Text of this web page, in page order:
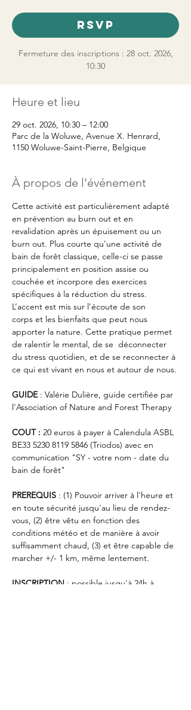
RSVP
Fermeture des inscriptions : 28 oct. 2026,
10:30
Heure et lieu
29 oct. 2026, 10:30 – 12:00
Parc de la Woluwe, Avenue X. Henrard,
1150 Woluwe-Saint-Pierre, Belgique
À propos de l'événement
Cette activité est particulièrement adapté
en prévention au burn out et en
revalidation après un épuisement ou un
burn out. Plus courte qu'une activité de
bain de forêt classique, celle-ci se passe
principalement en position assise ou
couchée et incorpore des exercices
spécifiques à la réduction du stress.
L’accent est mis sur l’écoute de son
corps et les bienfaits que peut nous
apporter la nature. Cette pratique permet
de ralentir le mental, de se  déconnecter
du stress quotidien, et de se reconnecter à
ce qui est vivant en nous et autour de nous.
GUIDE : Valérie Dulière, guide certifiée par
l'Association of Nature and Forest Therapy
COUT : 20 euros à payer à Calendula ASBL
BE33 5230 8119 5846 (Triodos) avec en
communication "SY - votre nom - date du
bain de forêt"
PREREQUIS : (1) Pouvoir arriver à l'heure et
en toute sécurité jusqu'au lieu de rendez-
vous, (2) être vêtu en fonction des
conditions météo et de manière à avoir
suffisamment chaud, (3) et être capable de
marcher +/- 1 km, même lentement.
INSCRIPTION : possible jusqu'à 24h à